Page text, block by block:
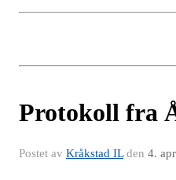
Protokoll fra
Postet av Kråkstad ILden 4.